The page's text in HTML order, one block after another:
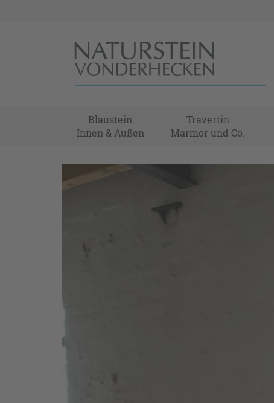
Blaustein
Innen & Außen
Travertin
Marmor und Co.